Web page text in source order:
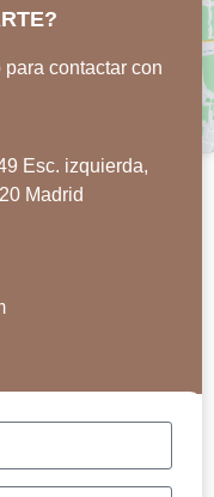
contactar con
Esc. izquierda,
Madrid